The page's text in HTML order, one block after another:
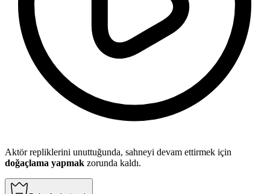
Aktör repliklerini unuttuğunda, sahneyi devam ettirmek için
doğaçlama yapmak zorunda kaldı.